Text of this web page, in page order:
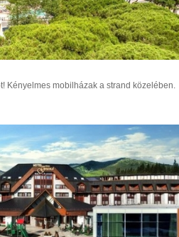
Kényelmes mobilházak a strand közelében.